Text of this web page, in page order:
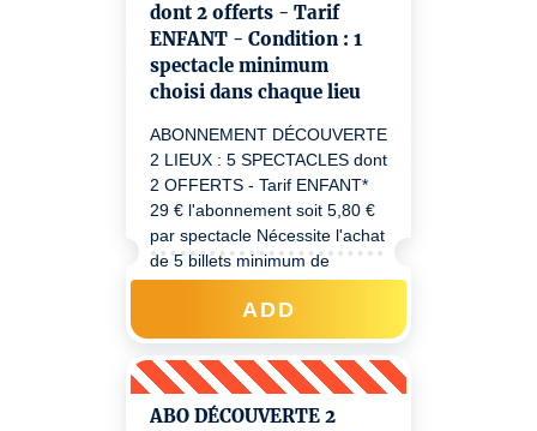
dont 2 offerts - Tarif
ENFANT - Condition : 1
spectacle minimum
choisi dans chaque lieu
ABONNEMENT DÉCOUVERTE
2 LIEUX : 5 SPECTACLES dont
2 OFFERTS - Tarif ENFANT*
29 € l'abonnement soit 5,80 €
par spectacle Nécessite l'achat
de 5 billets minimum de
spectacles différents, dont au
moins : 1 spectacle sur L'ÎLE Ô
Lyon 7 et 1 spectacle au
Patadôme Irigny. Ensuite, vous
bénéficiez de votre tarif
préférentiel toute la Saison
ADD
ABO DÉCOUVERTE 2